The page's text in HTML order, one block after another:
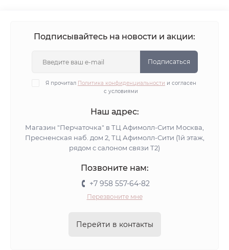
Подписывайтесь на новости и акции:
Подписаться
Я прочитал Политика конфиденциальности и согласен
с условиями
Наш адрес:
Магазин "Перчаточка" в ТЦ Афимолл-Сити Москва,
Пресненская наб. дом 2, ТЦ Афимолл-Сити (1й этаж,
рядом с салоном связи Т2)
Позвоните нам:
+7 958 557-64-82
Перезвоните мне
Перейти в контакты